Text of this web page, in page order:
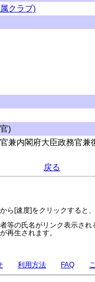
クラブ)
)
兼内閣府大臣政務官兼
戻る
ら[速度]をクリックすると
等の氏名がリンク表示さ
再生されます。
利用方法 FAQ